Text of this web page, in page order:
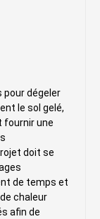
pour dégeler
le sol gelé,
fournir une
doit se
de temps et
chaleur
afin de